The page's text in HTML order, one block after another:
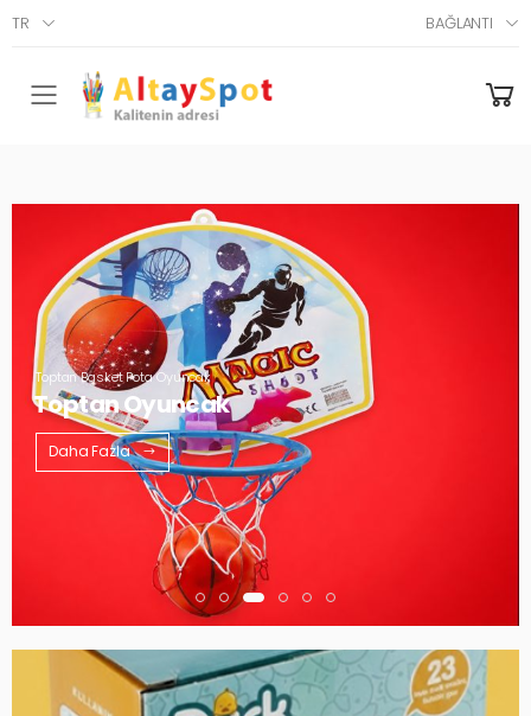
TR BAĞLANTI
Menü
Toptan Basket Pota Oyuncak
Toptan Oyuncak
Daha Fazla